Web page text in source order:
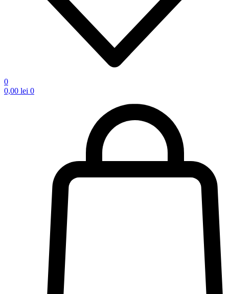
0
0,00 lei 0